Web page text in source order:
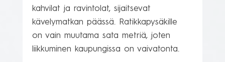
kahvilat ja ravintolat, sijaitsevat
kävelymatkan päässä. Ratikkapysäkille
on vain muutama sata metriä, joten
liikkuminen kaupungissa on vaivatonta.